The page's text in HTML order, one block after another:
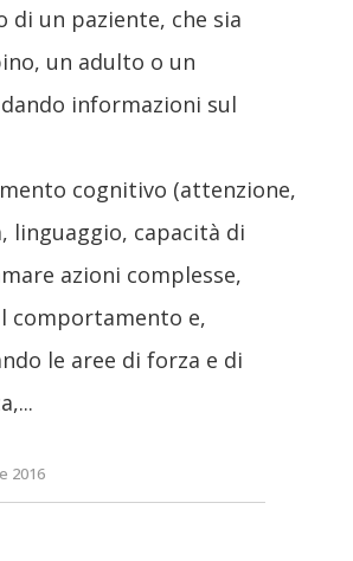
di un paziente, che sia
un adulto o un
informazioni sul
cognitivo (attenzione,
linguaggio, capacità di
azioni complesse,
comportamento e,
le aree di forza e di
2016